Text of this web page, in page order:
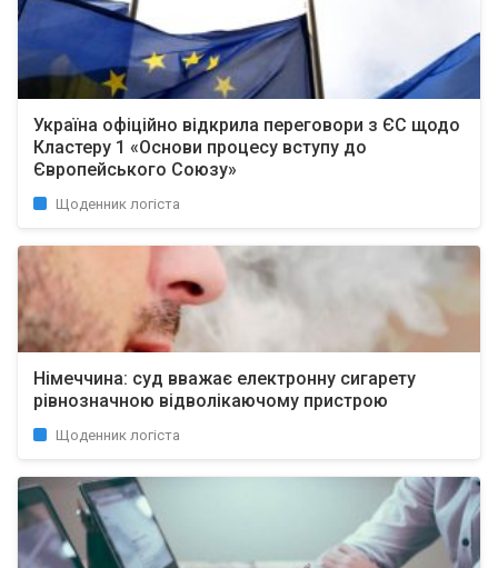
Україна офіційно відкрила переговори з ЄС щодо
Кластеру 1 «Основи процесу вступу до
Європейського Союзу»
Щоденник логіста
Німеччина: суд вважає електронну сигарету
рівнозначною відволікаючому пристрою
Щоденник логіста